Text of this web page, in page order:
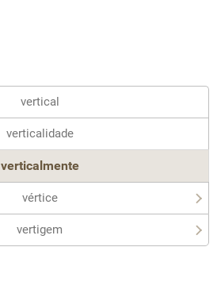
vertical
verticalidade
verticalmente
vértice
vertigem